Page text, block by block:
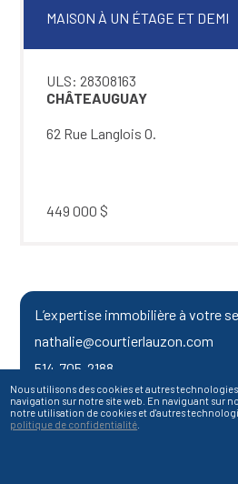
MAISON À UN ÉTAGE ET DEMI
ULS: 28308163
CHÂTEAUGUAY
62 Rue Langlois O.
449 000 $
L’expertise immobilière à votre
nathalie@courtierlauzon.com
514-705-2188
Site et
Nous utilisons des cookies et autres
navigation sur notre site web. En naviguant sur
notre utilisation de cookies et d'autres
politique de confidentialité